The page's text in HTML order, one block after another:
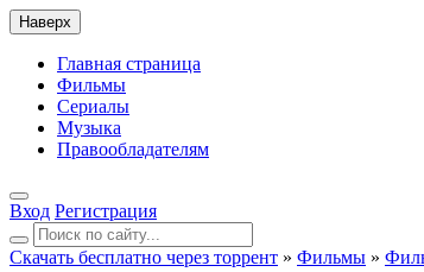
Наверх
Главная страница
Фильмы
Сериалы
Музыка
Правообладателям
Вход Регистрация
Скачать бесплатно через торрент » Фильмы »